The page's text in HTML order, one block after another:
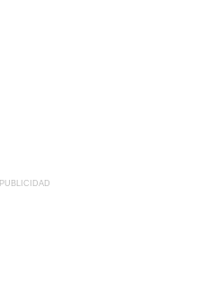
PUBLICIDAD